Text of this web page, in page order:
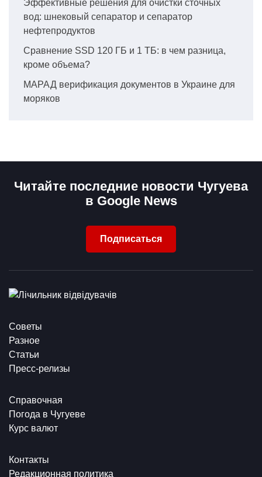
Эффективные решения для очистки сточных
вод: шнековый сепаратор и сепаратор
нефтепродуктов
Сравнение SSD 120 ГБ и 1 ТБ: в чем разница,
кроме объема?
МАРАД верификация документов в Украине для
моряков
Читайте последние новости Чугуева
в Google News
Подписаться
Советы
Разное
Статьи
Пресс-релизы
Справочная
Погода в Чугуеве
Курс валют
Контакты
Редакционная политика